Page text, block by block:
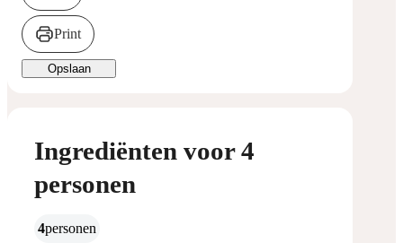
Print
Opslaan
Ingrediënten voor 4
personen
4 personen